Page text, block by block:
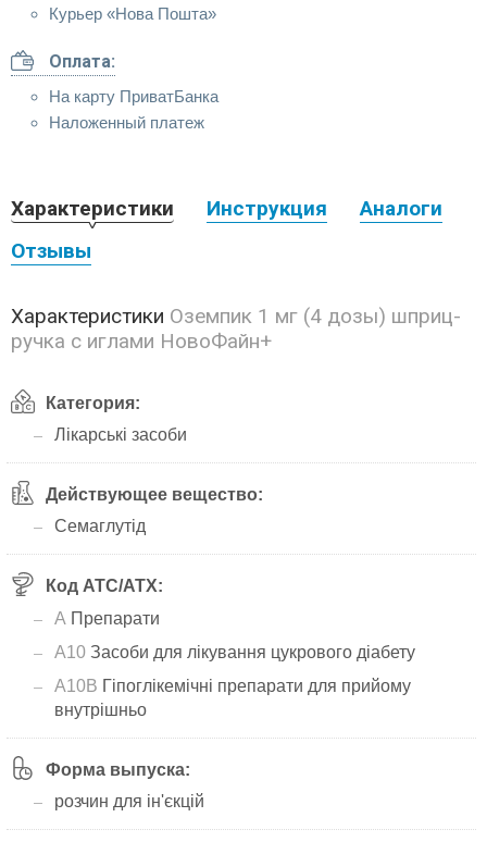
Курьер «Нова Пошта»
Оплата:
На карту ПриватБанка
Наложенный платеж
Характеристики Инструкция
Аналоги
Отзывы
Характеристики Оземпик 1 мг (4 дозы) шприц-
ручка с иглами НовоФайн+
Категория:
Лікарські засоби
Действующее вещество:
Семаглутід
Код АТС/ATX:
A Препарати
A10 Засоби для лікування цукрового діабету
A10B Гіпоглікемічні препарати для прийому
внутрішньо
Форма выпуска:
розчин для ін'єкцій